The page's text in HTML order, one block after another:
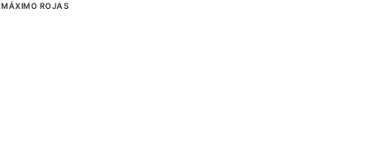
MÁXIMO ROJAS